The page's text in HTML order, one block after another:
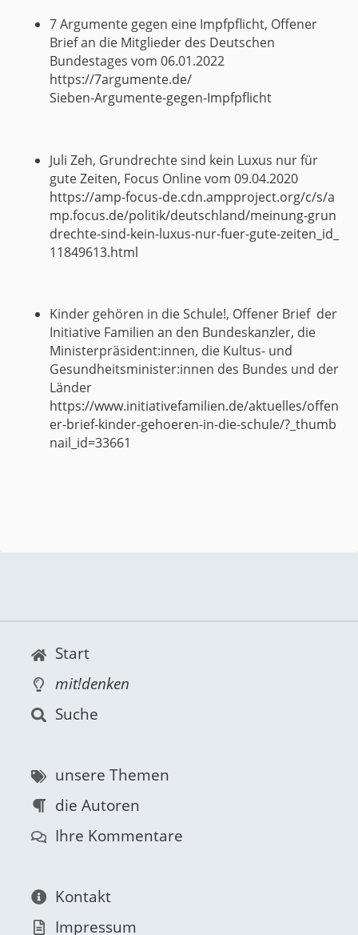
7 Argumente gegen eine Impfpflicht, Offener
Brief an die Mitglieder des Deutschen
Bundestages vom 06.01.2022
https://7argumente.de/
Sieben-Argumente-gegen-Impfpflicht
Juli Zeh, Grundrechte sind kein Luxus nur für
gute Zeiten, Focus Online vom 09.04.2020
https://amp-focus-de.cdn.ampproject.org/c/s/a
mp.focus.de/politik/deutschland/meinung-grun
drechte-sind-kein-luxus-nur-fuer-gute-zeiten_id_
11849613.html
Kinder gehören in die Schule!, Offener Brief der
Initiative Familien an den Bundeskanzler, die
Ministerpräsident:innen, die Kultus- und
Gesundheitsminister:innen des Bundes und der
Länder
https://www.initiativefamilien.de/aktuelles/offen
er-brief-kinder-gehoeren-in-die-schule/?_thumb
nail_id=33661
Start
mit!denken
Suche
unsere Themen
die Autoren
Ihre Kommentare
Kontakt
Impressum